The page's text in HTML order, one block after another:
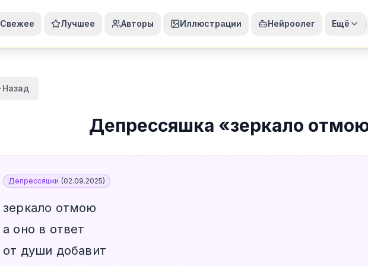
Свежее Лучшее Авторы Иллюстрации Нейроолег Ещё
Назад
Депрессяшка «зеркало
Депрессяшки (02.09.2025)
зеркало отмою
а оно в ответ
от души добавит